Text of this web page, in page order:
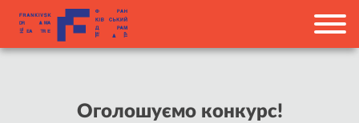
Оголошуємо конкурс!